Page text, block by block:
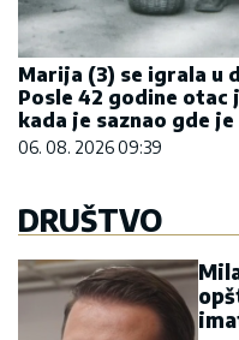
Marija (3) se igrala u
Posle 42 godine otac
kada je saznao gde
06. 08. 2026 09:39
DRUŠTVO